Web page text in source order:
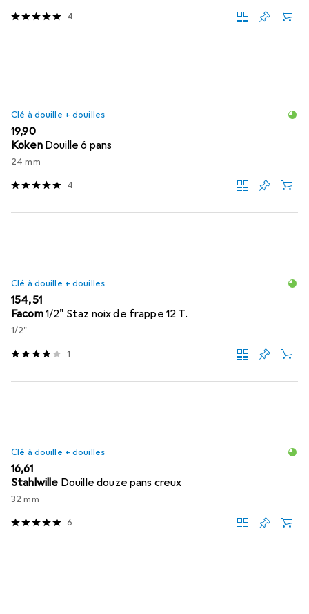
4
Clé à douille + douilles
EUR
19,90
Koken Douille 6 pans
24 mm
4
Clé à douille + douilles
EUR
154,51
Facom1/2" Staz noix de frappe 12 T.
1/2"
1
Clé à douille + douilles
EUR
16,61
Stahlwille Douille douze pans creux
32 mm
6